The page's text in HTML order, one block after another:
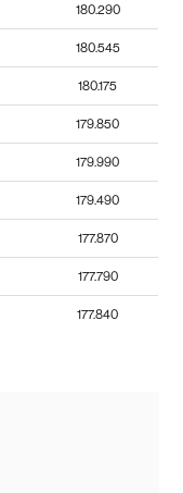
180.290
180.545
180.175
179.850
179.990
179.490
177.870
177.790
177.840